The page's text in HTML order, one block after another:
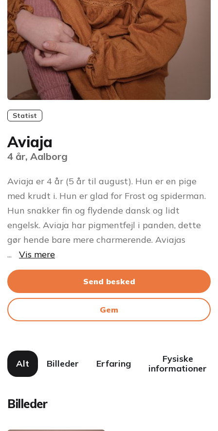
Statist
Aviaja
4 år, Aalborg
Aviaja er 4 år (5 år til august). Hun er en pige
med krudt i. Hun er glad for Frost og spiderman.
Hun snakker fin og flydende dansk og lidt
engelsk. Aviaja har pigmentfejl i panden, dette
gør hende bare mere charmerende. Aviajas
...
Vis mere
Send besked
Gem
Alt Billeder Erfaring
Fysiske
informationer
Billeder